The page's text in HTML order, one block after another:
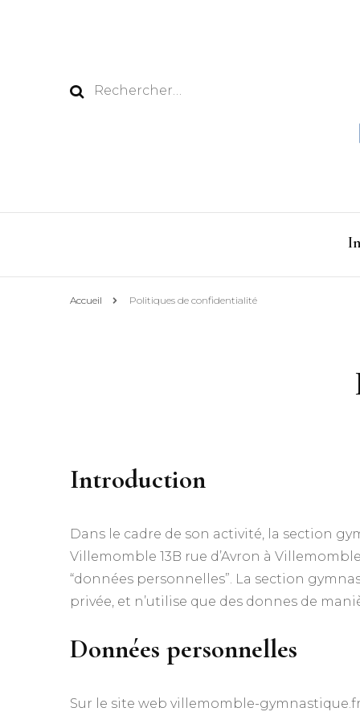
Rechercher :
Accueil Politiques de confidentialité
Introduction
Dans le cadre de son activité, la section
Villemomble 13B rue d’Avron à
“données personnelles”. La section
privée, et n’utilise que des donnes de
Données personnelles
Sur le site web villemomble-